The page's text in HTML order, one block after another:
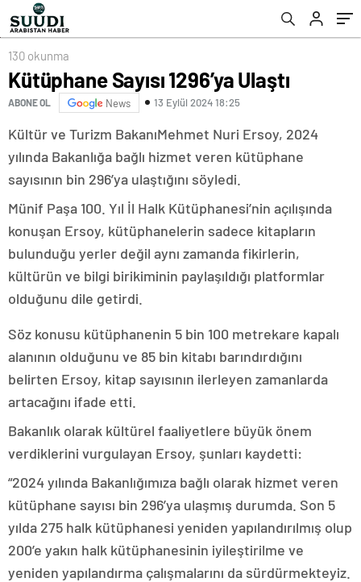
130 okunma
Kütüphane Sayısı 1296’ya Ulaştı
ABONE OL News 13 Eylül 2024 18:25
Kültür ve Turizm BakanıMehmet Nuri Ersoy, 2024
yılında Bakanlığa bağlı hizmet veren kütüphane
sayısının bin 296’ya ulaştığını söyledi.
Münif Paşa 100. Yıl İl Halk Kütüphanesi’nin açılışında
konuşan Ersoy, kütüphanelerin sadece kitapların
bulunduğu yerler değil aynı zamanda fikirlerin,
kültürün ve bilgi birikiminin paylaşıldığı platformlar
olduğunu dile getirdi.
Söz konusu kütüphanenin 5 bin 100 metrekare kapalı
alanının olduğunu ve 85 bin kitabı barındırdığını
belirten Ersoy, kitap sayısının ilerleyen zamanlarda
artacağını ifade etti.
Bakanlık olarak kültürel faaliyetlere büyük önem
verdiklerini vurgulayan Ersoy, şunları kaydetti:
“2024 yılında Bakanlığımıza bağlı olarak hizmet veren
kütüphane sayısı bin 296’ya ulaşmış durumda. Son 5
yılda 275 halk kütüphanesi yeniden yapılandırılmış olup
200’e yakın halk kütüphanesinin iyileştirilme ve
yeniden yapılandırma çalışmalarını da sürdürmekteyiz.